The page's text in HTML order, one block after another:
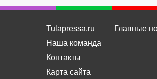
Tulapressa.ru
Наша команда
Контакты
Карта сайта
Главные